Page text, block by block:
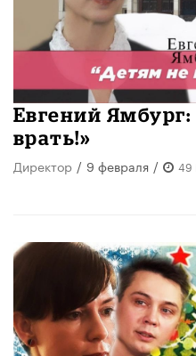
Евгений
врать!»
Директор / 9 февраля / 49